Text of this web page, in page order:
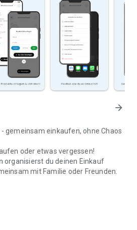
arrow_forward
gemeinsam einkaufen, ohne Chaos
oder etwas vergessen!
organisierst du deinen Einkauf
mit Familie oder Freunden.
in Echtzeit: Alle sehen